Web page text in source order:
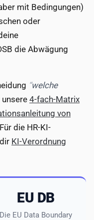
mit Bedingungen)
oder
die Abwägung
welche
4-fach-Matrix
von
die HR-KI-
KI-Verordnung
EU DB
Die EU Data Boundary